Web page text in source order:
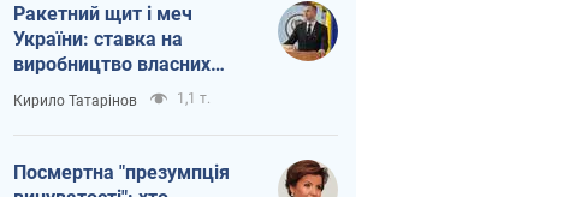
Ракетний щит і меч
України: ставка на
виробництво власних
ракет
Кирило Татарінов 1,1 т.
Посмертна "презумпція